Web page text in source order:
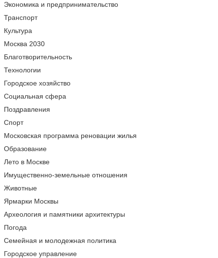
Экономика и предпринимательство
Транспорт
Культура
Москва 2030
Благотворительность
Технологии
Городское хозяйство
Социальная сфера
Поздравления
Спорт
Московская программа реновации жилья
Образование
Лето в Москве
Имущественно-земельные отношения
Животные
Ярмарки Москвы
Археология и памятники архитектуры
Погода
Семейная и молодежная политика
Городское управление